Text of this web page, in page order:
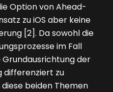
Option von Ahead-
zu iOS aber keine
[2]. Da sowohl die
im Fall
Grundausrichtung der
differenziert zu
beiden Themen